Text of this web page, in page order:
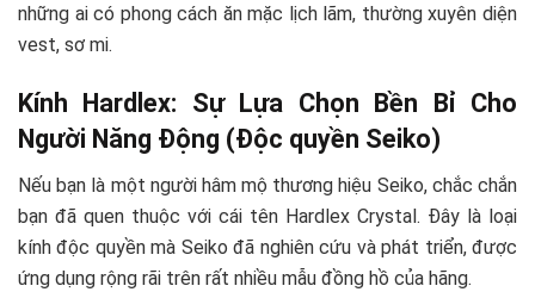
những ai có phong cách ăn mặc lịch lãm, thường xuyên diện
vest, sơ mi.
Kính Hardlex: Sự Lựa Chọn Bền Bỉ Cho
Người Năng Động (Độc quyền Seiko)
Nếu bạn là một người hâm mộ thương hiệu Seiko, chắc chắn
bạn đã quen thuộc với cái tên Hardlex Crystal. Đây là loại
kính độc quyền mà Seiko đã nghiên cứu và phát triển, được
ứng dụng rộng rãi trên rất nhiều mẫu đồng hồ của hãng.